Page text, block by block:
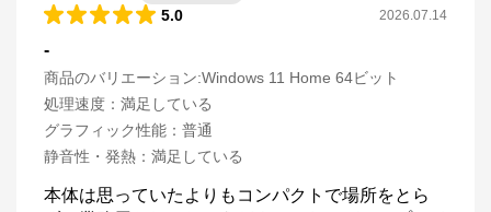
5.0 2026.07.14
-
商品のバリエーション:Windows 11 Home 64ビット
処理速度 ： 満足している
グラフィック性能 ： 普通
静音性・発熱 ： 満足している
本体は思っていたよりもコンパクトで場所をとら
マウスコンピューター[公式]